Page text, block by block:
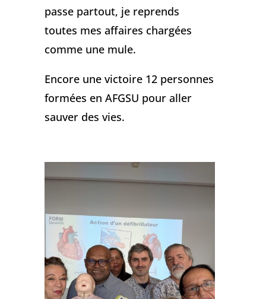
passe partout, je reprends
toutes mes affaires chargées
comme une mule.
Encore une victoire 12 personnes
formées en AFGSU pour aller
sauver des vies.